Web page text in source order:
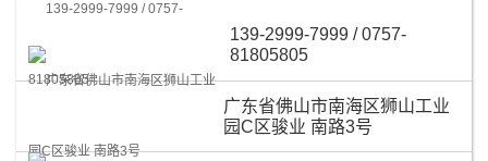
139-2999-7999 / 0757-
81805805
广东省佛山市南海区狮山工业
园C区骏业 南路3号